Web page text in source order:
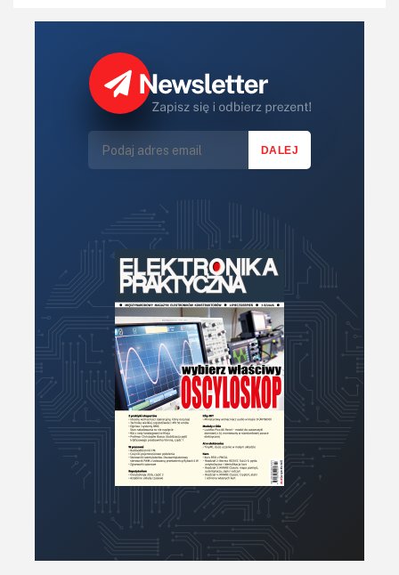
Mechatronika
Narzędzia
Optoelektronika
Półprzewodniki
Pomiary i testy
Projektowanie
Raspberry Pi
Komunikacja, RF
SBC-SIP-SoC-CoM